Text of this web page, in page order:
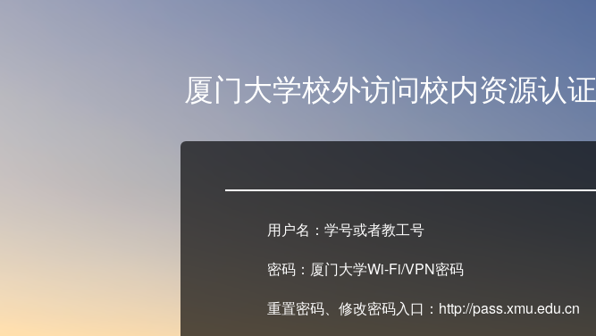
厦门大学校外访问校内资源认证
用户名：学号或者教工号
密码：厦门大学Wi-Fi/VPN密码
重置密码、修改密码入口：http://pass.xmu.edu.cn